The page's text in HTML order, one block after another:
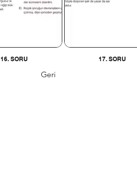
Geri
16. SORU 17. SORU